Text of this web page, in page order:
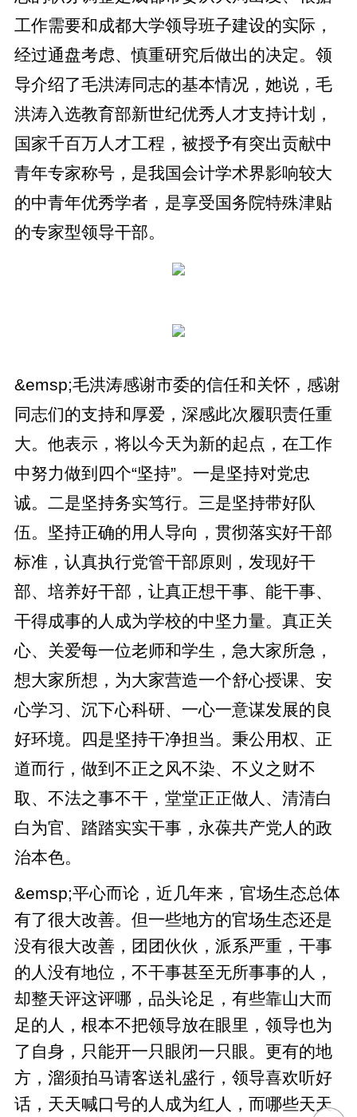
工作需要和成都大学领导班子建设的实际，
经过通盘考虑、慎重研究后做出的决定。领
导介绍了毛洪涛同志的基本情况，她说，毛
洪涛入选教育部新世纪优秀人才支持计划，
国家千百万人才工程，被授予有突出贡献中
青年专家称号，是我国会计学术界影响较大
的中青年优秀学者，是享受国务院特殊津贴
的专家型领导干部。
&emsp;毛洪涛感谢市委的信任和关怀，感谢
同志们的支持和厚爱，深感此次履职责任重
大。他表示，将以今天为新的起点，在工作
中努力做到四个“坚持”。一是坚持对党忠
诚。二是坚持务实笃行。三是坚持带好队
伍。坚持正确的用人导向，贯彻落实好干部
标准，认真执行党管干部原则，发现好干
部、培养好干部，让真正想干事、能干事、
干得成事的人成为学校的中坚力量。真正关
心、关爱每一位老师和学生，急大家所急，
想大家所想，为大家营造一个舒心授课、安
心学习、沉下心科研、一心一意谋发展的良
好环境。四是坚持干净担当。秉公用权、正
道而行，做到不正之风不染、不义之财不
取、不法之事不干，堂堂正正做人、清清白
白为官、踏踏实实干事，永葆共产党人的政
治本色。
&emsp;平心而论，近几年来，官场生态总体
有了很大改善。但一些地方的官场生态还是
没有很大改善，团团伙伙，派系严重，干事
的人没有地位，不干事甚至无所事事的人，
却整天评这评哪，品头论足，有些靠山大而
足的人，根本不把领导放在眼里，领导也为
了自身，只能开一只眼闭一只眼。更有的地
方，溜须拍马请客送礼盛行，领导喜欢听好
话，天天喊口号的人成为红人，而哪些天天